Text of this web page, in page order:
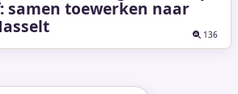
samen toewerken naar
136